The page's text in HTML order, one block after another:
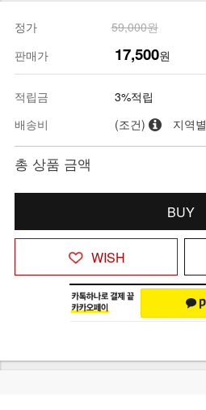
정가
59,000원
판매가
17,500원
적립금
3%적립
배송비
(조건) 지역별
총 상품 금액
BUY
WISH